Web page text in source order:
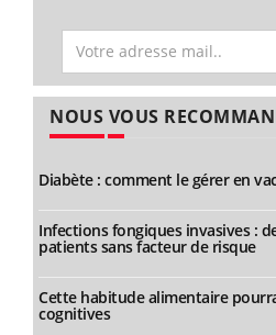
NOUS VOUS
Diabète : comment le gérer en
Infections fongiques invasives :
patients sans facteur de risque
Cette habitude alimentaire
cognitives